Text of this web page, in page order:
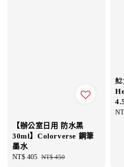
【辦公室日用 防水黑
30ml】Colorverse 鋼筆
墨水
Sale
NT$ 405 Regular
NT$ 450